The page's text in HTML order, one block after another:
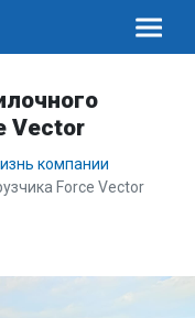
Vector
компании
Force Vector